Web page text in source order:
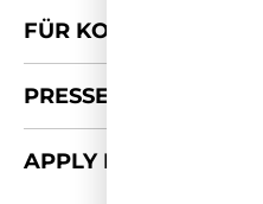
FÜR KOOPERATIONEN
PRESSE-KIT
APPLY FOR 2026/27